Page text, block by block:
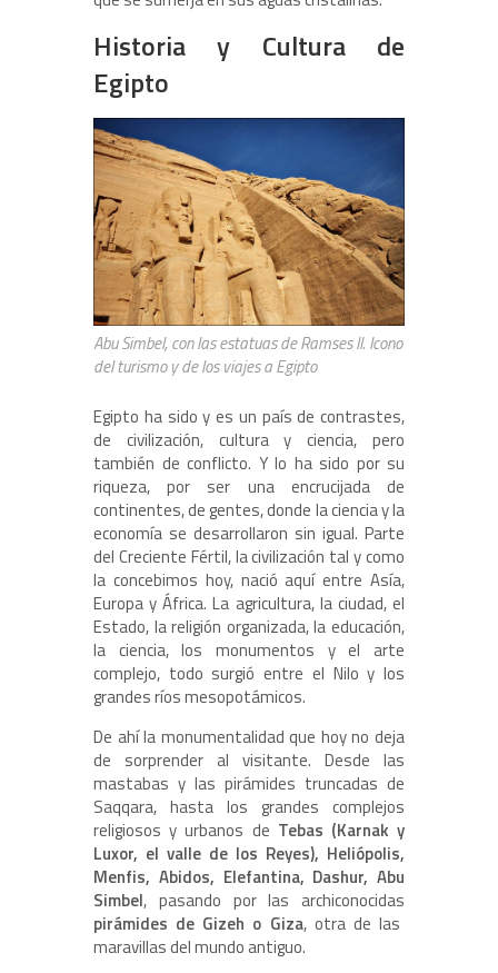
Historia y Cultura de
Egipto
Abu Simbel, con las estatuas de Ramses II. Icono
del turismo y de los viajes a Egipto
Egipto ha sido y es un país de contrastes,
de civilización, cultura y ciencia, pero
también de conflicto. Y lo ha sido por su
riqueza, por ser una encrucijada de
continentes, de gentes, donde la ciencia y la
economía se desarrollaron sin igual. Parte
del Creciente Fértil, la civilización tal y como
la concebimos hoy, nació aquí entre Asía,
Europa y África. La agricultura, la ciudad, el
Estado, la religión organizada, la educación,
la ciencia, los monumentos y el arte
complejo, todo surgió entre el Nilo y los
grandes ríos mesopotámicos.
De ahí la monumentalidad que hoy no deja
de sorprender al visitante. Desde las
mastabas y las pirámides truncadas de
Saqqara, hasta los grandes complejos
religiosos y urbanos de Tebas (Karnak y
Luxor, el valle de los Reyes), Heliópolis,
Menfis, Abidos, Elefantina, Dashur, Abu
Simbel, pasando por las archiconocidas
pirámides de Gizeh o Giza, otra de las
maravillas del mundo antiguo.